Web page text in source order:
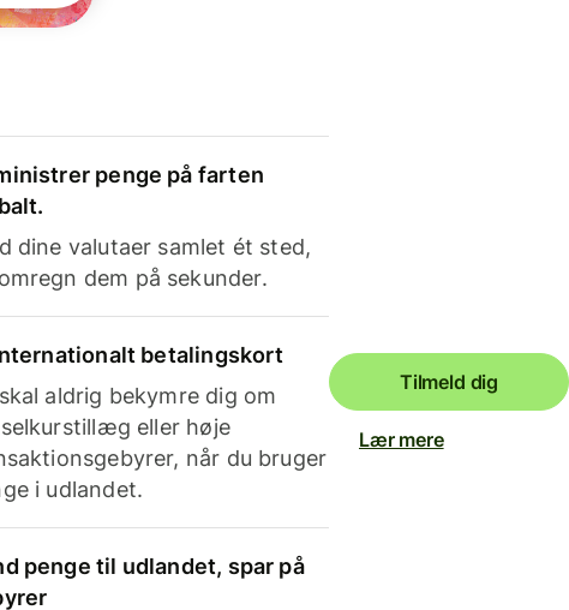
penge på farten
dine valutaer samlet ét sted,
dem på sekunder.
betalingskort
aldrig bekymre dig om
eller høje
når du bruger
i udlandet.
penge til udlandet, spar på
Tilmeld dig
Lær mere